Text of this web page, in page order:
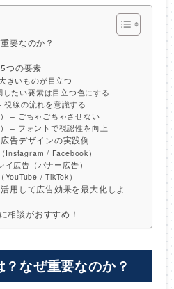
要なのか？
つの要素
きいものが目立つ
たい要素は目立つ色にする
線の流れを意識する
– ごちゃごちゃさせない
– フォントで視認性を向上
告デザインの実践例
/ Facebook）
広告（バナー広告）
/ TikTok）
用して広告効果を最大化しよ
相談がおすすめ！
なぜ重要なのか？